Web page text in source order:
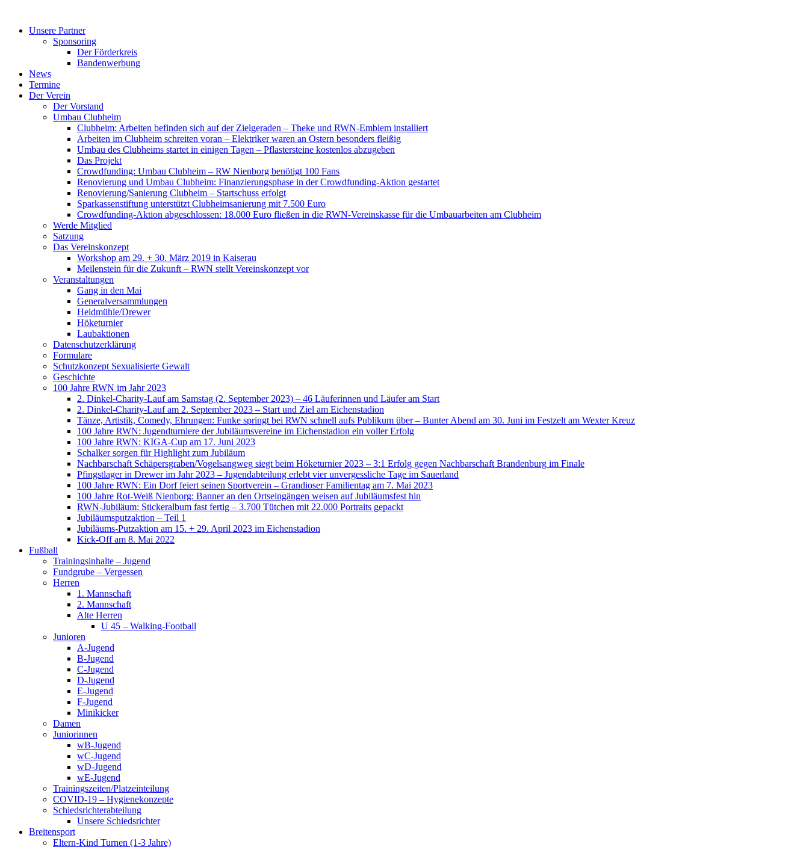
springenUnsere Partner
Sponsoring
Der Förderkreis
Bandenwerbung
News
Termine
Der Verein
Der Vorstand
Umbau Clubheim
Clubheim: Arbeiten befinden sich auf der Zielgeraden – Theke und RWN-Emblem installiert
Arbeiten im Clubheim schreiten voran – Elektriker waren an Ostern besonders fleißig
Umbau des Clubheims startet in einigen Tagen – Pflastersteine kostenlos abzugeben
Das Projekt
Crowdfunding: Umbau Clubheim – RW Nienborg benötigt 100 Fans
Renovierung und Umbau Clubheim: Finanzierungsphase in der Crowdfunding-Aktion gestartet
Renovierung/Sanierung Clubheim – Startschuss erfolgt
Sparkassenstiftung unterstützt Clubheimsanierung mit 7.500 Euro
Crowdfunding-Aktion abgeschlossen: 18.000 Euro fließen in die RWN-Vereinskasse für die Umbauarbeiten am Clubheim
Werde Mitglied
Satzung
Das Vereinskonzept
Workshop am 29. + 30. März 2019 in Kaiserau
Meilenstein für die Zukunft – RWN stellt Vereinskonzept vor
Veranstaltungen
Gang in den Mai
Generalversammlungen
Heidmühle/Drewer
Höketurnier
Laubaktionen
Datenschutzerklärung
Formulare
Schutzkonzept Sexualisierte Gewalt
Geschichte
100 Jahre RWN im Jahr 2023
2. Dinkel-Charity-Lauf am Samstag (2. September 2023) – 46 Läuferinnen und Läufer am Start
2. Dinkel-Charity-Lauf am 2. September 2023 – Start und Ziel am Eichenstadion
Tänze, Artistik, Comedy, Ehrungen: Funke springt bei RWN schnell aufs Publikum über – Bunter Abend am 30. Juni im Festzelt am Wexter Kreuz
100 Jahre RWN: Jugendturniere der Jubiläumsvereine im Eichenstadion ein voller Erfolg
100 Jahre RWN: KIGA-Cup am 17. Juni 2023
Schalker sorgen für Highlight zum Jubiläum
Nachbarschaft Schäpersgraben/Vogelsangweg siegt beim Höketurnier 2023 – 3:1 Erfolg gegen Nachbarschaft Brandenburg im Finale
Pfingstlager in Drewer im Jahr 2023 – Jugendabteilung erlebt vier unvergessliche Tage im Sauerland
100 Jahre RWN: Ein Dorf feiert seinen Sportverein – Grandioser Familientag am 7. Mai 2023
100 Jahre Rot-Weiß Nienborg: Banner an den Ortseingängen weisen auf Jubiläumsfest hin
RWN-Jubiläum: Stickeralbum fast fertig – 3.700 Tütchen mit 22.000 Portraits gepackt
Jubiläumsputzaktion – Teil 1
Jubiläums-Putzaktion am 15. + 29. April 2023 im Eichenstadion
Kick-Off am 8. Mai 2022
Fußball
Trainingsinhalte – Jugend
Fundgrube – Vergessen
Herren
1. Mannschaft
2. Mannschaft
Alte Herren
U 45 – Walking-Football
Junioren
A-Jugend
B-Jugend
C-Jugend
D-Jugend
E-Jugend
F-Jugend
Minikicker
Damen
Juniorinnen
wB-Jugend
wC-Jugend
wD-Jugend
wE-Jugend
Trainingszeiten/Platzeinteilung
COVID-19 – Hygienekonzepte
Schiedsrichterabteilung
Unsere Schiedsrichter
Breitensport
Eltern-Kind Turnen (1-3 Jahre)